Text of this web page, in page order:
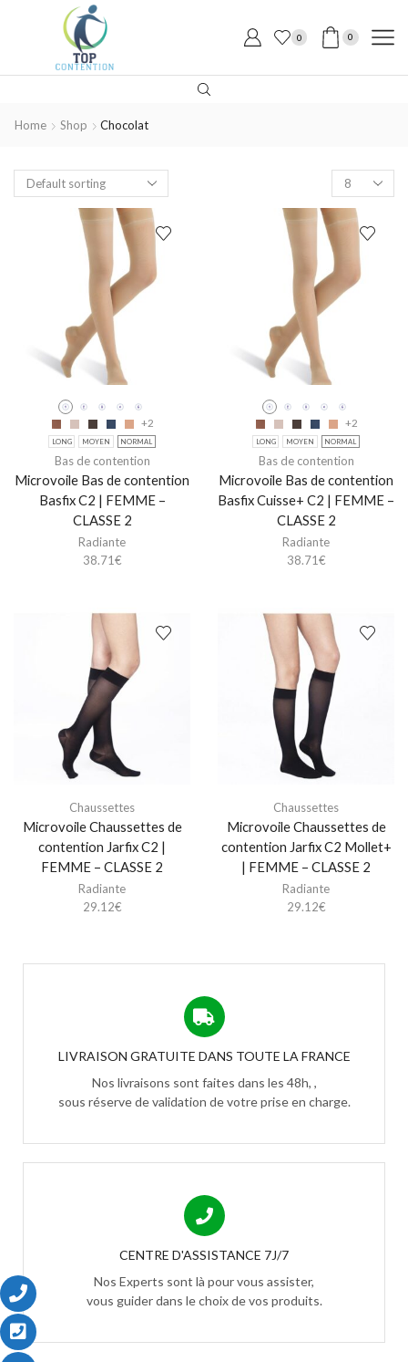
0 0
Home Shop Chocolat
+2
LONG MOYEN NORMAL
Bas de contention
Microvoile Bas de contention
Basfix C2 | FEMME –
CLASSE 2
Radiante
38.71€
+2
LONG MOYEN NORMAL
Bas de contention
Microvoile Bas de contention
Basfix Cuisse+ C2 | FEMME –
CLASSE 2
Radiante
38.71€
Chaussettes
Microvoile Chaussettes de
contention Jarfix C2 |
FEMME – CLASSE 2
Radiante
29.12€
Chaussettes
Microvoile Chaussettes de
contention Jarfix C2 Mollet+
| FEMME – CLASSE 2
Radiante
29.12€
LIVRAISON GRATUITE DANS TOUTE LA FRANCE
Nos livraisons sont faites dans les 48h, ,
sous réserve de validation de votre prise en charge.
CENTRE D'ASSISTANCE 7J/7
Nos Experts sont là pour vous assister,
vous guider dans le choix de vos produits.